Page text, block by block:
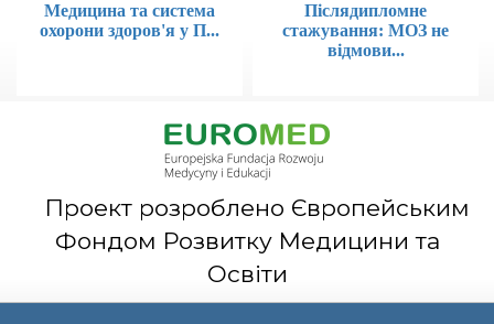
Медицина та система
охорони здоров'я у П...
Післядипломне
стажування: МОЗ не
відмови...
Проект розроблено Європейським
Фондом Розвитку Медицини та
Освіти